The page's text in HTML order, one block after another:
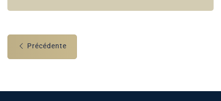
Précédente